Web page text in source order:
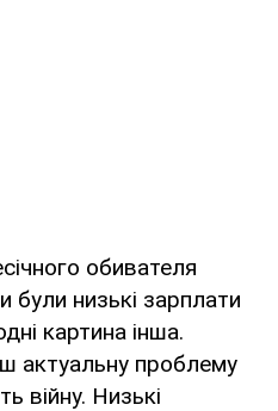
обивателя
низькі зарплати
картина інша.
актуальну проблему
війну. Низькі